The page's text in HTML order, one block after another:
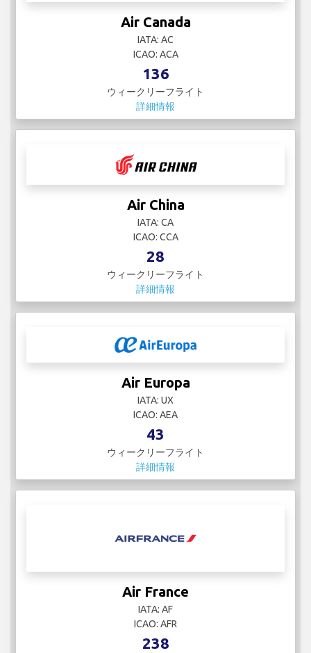
Air Canada
IATA: AC
ICAO: ACA
136
ウィークリーフライト
詳細情報
Air China
IATA: CA
ICAO: CCA
28
ウィークリーフライト
詳細情報
Air Europa
IATA: UX
ICAO: AEA
43
ウィークリーフライト
詳細情報
Air France
IATA: AF
ICAO: AFR
238